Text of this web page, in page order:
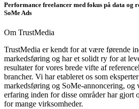
Performance freelancer med fokus på data og
SoMe Ads
Om TrustMedia
TrustMedia er kendt for at være førende
markedsføring og har et solidt ry for at
resultater for vores brede vifte af
brancher. Vi har etableret os som
markedsføring og SoMe-annoncering, og
erfaring inden for disse områder har gjort
for mange virksomheder.